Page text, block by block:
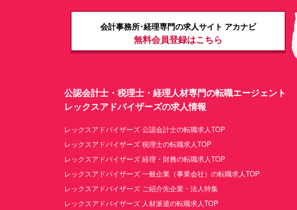
​​​会計事務所･経理専門の求人サイト アカナビ
無料会員登録はこちら
公認会計士・税理士・経理人材専門の転職エージェント
レックスアドバイザーズの求人情報
レックスアドバイザーズ 公認会計士の転職求人TOP
レックスアドバイザーズ 税理士の転職求人TOP
レックスアドバイザーズ 経理・財務の転職求人TOP
レックスアドバイザーズ 一般企業（事業会社）の転職求人TOP
レックスアドバイザーズ ご紹介先企業・法人特集
レックスアドバイザーズ 人材派遣の転職求人TOP